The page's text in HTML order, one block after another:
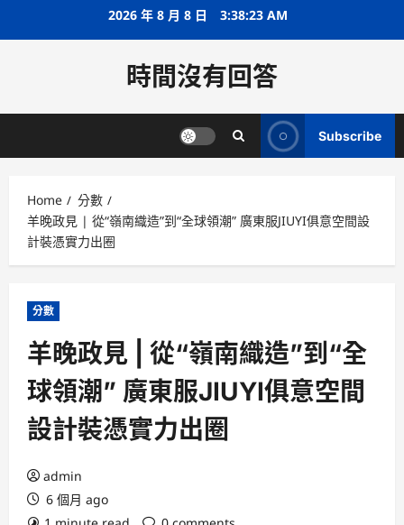
2026 年 8 月 8 日 3:38:23 AM
時間沒有回答
Subscribe
Home
分數
羊晚政見 | 從“嶺南織造”到“全球領潮” 廣東服JIUYI俱意空間設
計裝憑實力出圈
分數
羊晚政見 | 從“嶺南織造”到“全
球領潮” 廣東服JIUYI俱意空間
設計裝憑實力出圈
admin
6 個月 ago